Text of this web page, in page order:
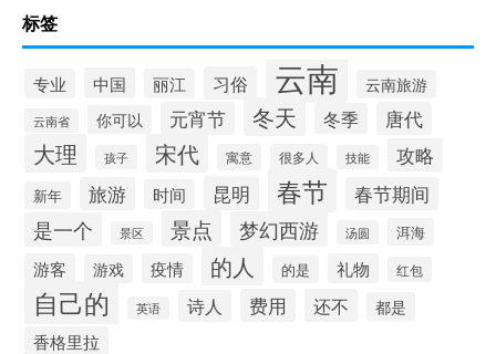
标签
专业 中国 丽江 习俗 云南 云南旅游
云南省 你可以 元宵节 冬天 冬季 唐代
大理 孩子 宋代 寓意 很多人 技能 攻略
新年 旅游 时间 昆明 春节 春节期间
是一个 景区 景点 梦幻西游 汤圆 洱海
游客 游戏 疫情 的人 的是 礼物 红包
自己的 英语 诗人 费用 还不 都是
香格里拉